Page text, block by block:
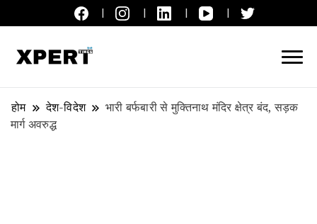
होम देश-विदेश
भारी बर्फबारी से मुक्तिनाथ मंदिर क्षेत्र बंद, सड़क
मार्ग अवरुद्ध